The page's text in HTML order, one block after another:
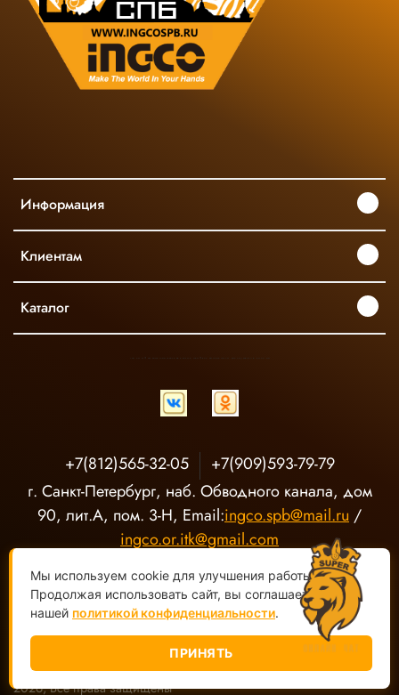
Информация
Клиентам
Каталог
+7(812)565-32-05
+7(909)593-79-79
г. Санкт-Петербург, наб. Обводного канала, дом
90, лит.А, пом. 3-Н, Email:ingco.spb@mail.ru /
ingco.or.itk@gmail.com
ООО "О-Р ИТК" Магазин электроинструмента INGCO ©2020-
2026, Все права защищены
Мы используем cookie для улучшения работы сайта.
Продолжая использовать сайт, вы соглашаетесь с
нашей политикой конфиденциальности.
ПРИНЯТЬ